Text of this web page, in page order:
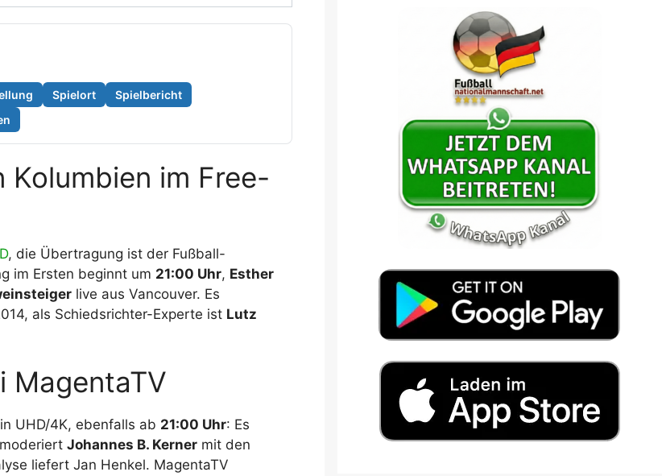
Spielort
Spielbericht
im Free-
, die Übertragung ist der Fußball-
im Ersten beginnt um 21:00 Uhr, Esther
live aus Vancouver. Es
als Schiedsrichter-Experte ist Lutz
MagentaTV
UHD/4K, ebenfalls ab 21:00 Uhr: Es
Johannes B. Kerner mit den
liefert Jan Henkel. MagentaTV